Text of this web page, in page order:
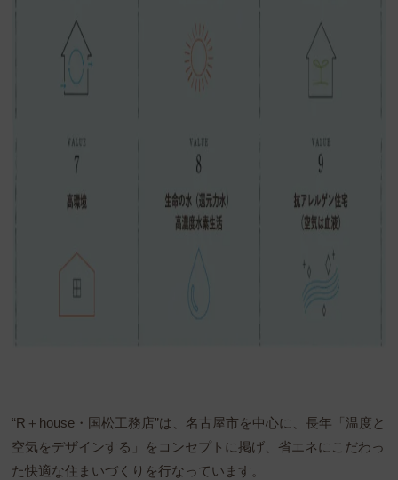
“R＋house・国松工務店”は、名古屋市を中心に、長年「温度と
空気をデザインする」をコンセプトに掲げ、省エネにこだわっ
た快適な住まいづくりを行なっています。